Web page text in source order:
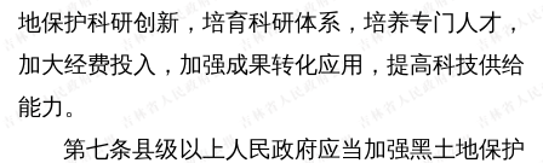
地保护科研创新，培育科研体系，培养专门人才，
加大经费投入，加强成果转化应用，提高科技供给
能力。
第七条县级以上人民政府应当加强黑土地保护